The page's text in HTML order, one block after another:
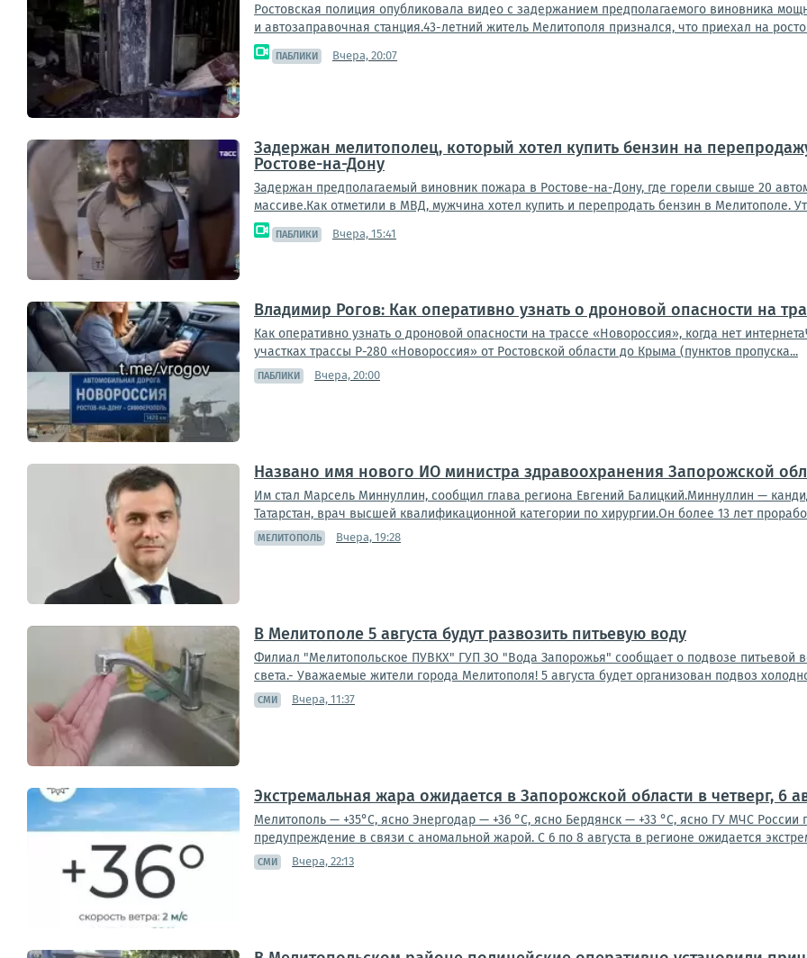
Ростовская полиция опубликовала видео с задержанием предполагаемого виновника
и автозаправочная станция.43-летний житель Мелитополя признался, что приехал на
ПАБЛИКИ Вчера, 20:07
Задержан мелитополец, который хотел купить бензин на
Ростове-на-Дону
Задержан предполагаемый виновник пожара в Ростове-на-Дону, где горели свыше 20
массиве.Как отметили в МВД, мужчина хотел купить и перепродать бензин в Мелитополе.
ПАБЛИКИ Вчера, 15:41
Владимир Рогов: Как оперативно узнать о дроновой опасности на
Как оперативно узнать о дроновой опасности на трассе «Новороссия», когда нет
участках трассы Р-280 «Новороссия» от Ростовской области до Крыма (пунктов пропуска...
ПАБЛИКИ Вчера, 20:00
Названо имя нового ИО министра здравоохранения Запорожской
Им стал Марсель Миннуллин, сообщил глава региона Евгений Балицкий.Миннуллин —
Татарстан, врач высшей квалификационной категории по хирургии.Он более 13 лет
МЕЛИТОПОЛЬ Вчера, 19:28
В Мелитополе 5 августа будут развозить питьевую воду
Филиал "Мелитопольское ПУВКХ" ГУП ЗО "Вода Запорожья" сообщает о подвозе питьевой
света.- Уважаемые жители города Мелитополя! 5 августа будет организован подвоз
СМИ Вчера, 11:37
Экстремальная жара ожидается в Запорожской области в четверг, 6
Мелитополь — +35°С, ясно Энергодар — +36 °С, ясно Бердянск — +33 °С, ясно ГУ МЧС
предупреждение в связи с аномальной жарой. С 6 по 8 августа в регионе ожидается
СМИ Вчера, 22:13